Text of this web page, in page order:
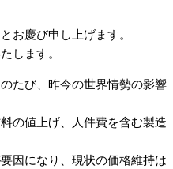
慶び申し上げます。
します。
たび、昨今の世界情勢の影響
の値上げ、人件費を含む製造
因になり、現状の価格維持は